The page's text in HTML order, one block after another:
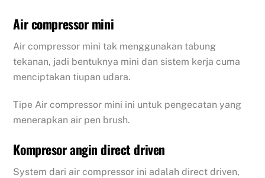
Air compressor mini
Air compressor mini tak menggunakan tabung
tekanan, jadi bentuknya mini dan sistem kerja cuma
menciptakan tiupan udara.
Tipe Air compressor mini ini untuk pengecatan yang
menerapkan air pen brush.
Kompresor angin direct driven
System dari air compressor ini adalah direct driven,